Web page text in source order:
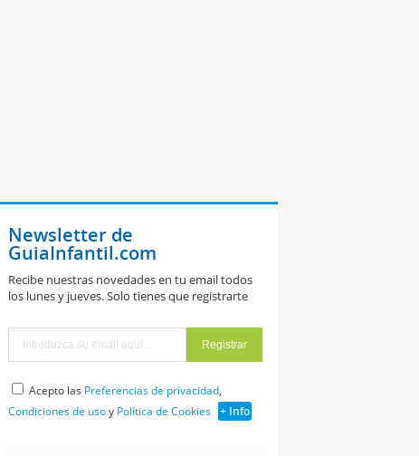
Newsletter de
GuiaInfantil.com
Recibe nuestras novedades en tu email todos
los lunes y jueves. Solo tienes que registrarte
Acepto las Preferencias de privacidad,
Condiciones de usoy Política de Cookies + Info